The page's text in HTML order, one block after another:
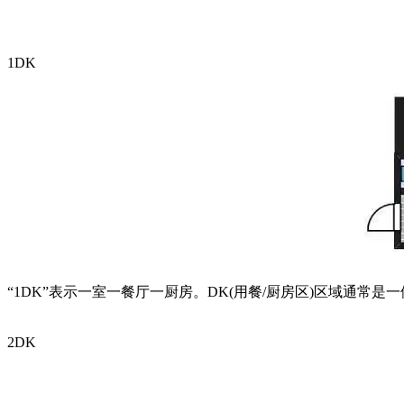
1DK
“1DK”表示一室一餐厅一厨房。DK(用餐/厨房区)区域通常是一
2DK